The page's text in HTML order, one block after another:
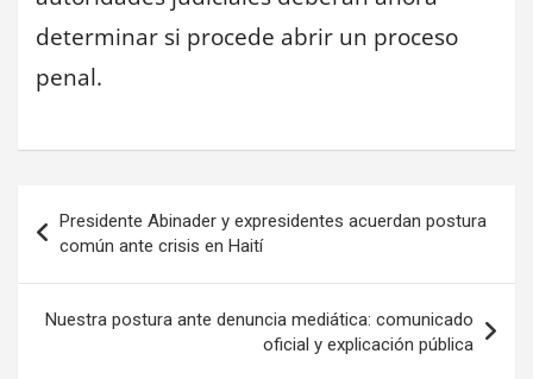
determinar si procede abrir un proceso
penal.
Navegación
de
entradas
Presidente Abinader y expresidentes acuerdan postura
común ante crisis en Haití
Nuestra postura ante denuncia mediática: comunicado
oficial y explicación pública